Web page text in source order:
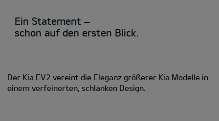
Ein Statement –
schon auf den ersten Blick.
Der Kia EV2 vereint die Eleganz größerer Kia Modelle in
einem verfeinerten, schlanken Design.